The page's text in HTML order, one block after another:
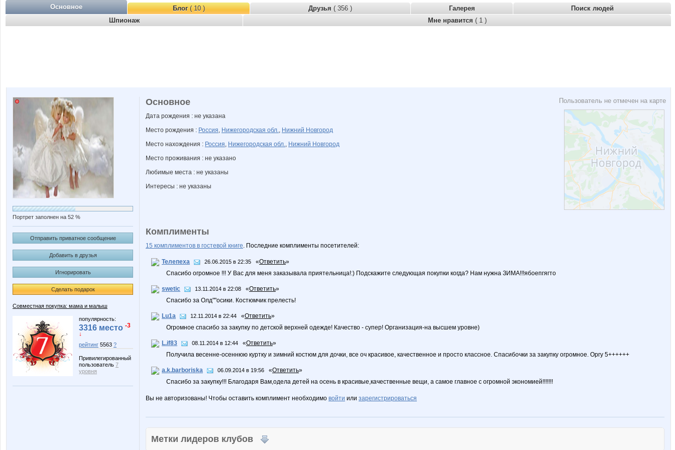
Основное Блог( 10 ) Друзья ( 356 ) Галерея
Поиск людей
Шпионаж
Мне нравится ( 1 )
Портрет заполнен на 52 %
Отправить приватное сообщение
Добавить в друзья
Игнорировать
Сделать подарок
Совместная покупка: мама и малыш
популярность:
3316 место -3
↓
рейтинг 5563 ?
Привилегированный
пользователь 7
уровня
Пользователь не отмечен на карте
Основное
Дата рождения : не указана
Место рождения : Россия, Нижегородская обл., Нижний Новгород
Место нахождения : Россия, Нижегородская обл., Нижний Новгород
Место проживания : не указано
Любимые места : не указаны
Интересы : не указаны
Комплименты
15 комплиментов в гостевой книге. Последние комплименты посетителей:
Телепеха 26.06.2015 в 22:35 «Ответить»
Спасибо огромное !!! У Вас для меня заказывала приятельница!:) Подскажите следующая покупки когда? Нам нужна ЗИМА!!!ябоепгягто
swetic 13.11.2014 в 22:08 «Ответить»
Спасибо за Олд""осики. Костюмчик прелесть!
Lu1a 12.11.2014 в 22:44 «Ответить»
Огромное спасибо за закупку по детской верхней одежде! Качество - супер! Организация-на высшем уровне)
L.if83 08.11.2014 в 12:44 «Ответить»
Получила весенне-осеннюю куртку и зимний костюм для дочки, все оч красивое, качественное и просто классное. Спасибочки за закупку огромное. Оргу 5++++++
a.k.barboriska 06.09.2014 в 19:56 «Ответить»
Спасибо за закупку!!! Благодаря Вам,одела детей на осень в красивые,качественные вещи, а самое главное с огромной экономией!!!!!!!
Вы не авторизованы! Чтобы оставить комплимент необходимо войти или зарегистрироваться
Метки лидеров клубов